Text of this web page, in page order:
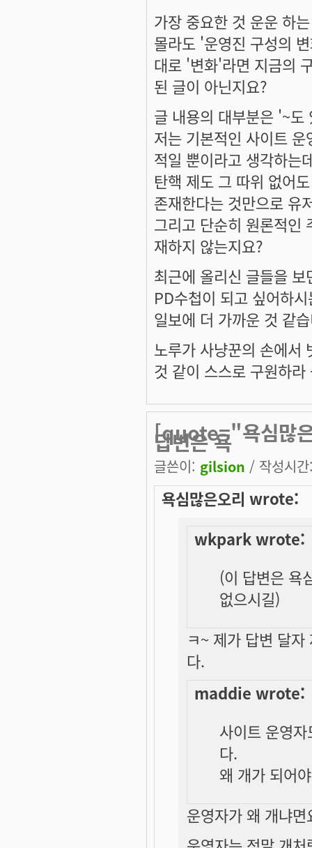
가장 중요한 것 운운 하
몰라도 '운영진 구성의
대로 '변화'라면 지금의
된 글이 아닌지요?
글 내용의 대부분은 '~도
저는 기본적인 사이트
적일 뿐이라고 생각하는
탄핵 제도 그 따위 없어
존재한다는 것만으로 유
그리고 단순히 원론적인
재하지 않는지요?
최근에 올리신 글들을
PD수첩이 되고 싶어하
일보에 더 가까운 것 같
노루가 사냥꾼의 손에서
것 같이 스스로 구원하
[quote="욕심
답변은 욕
글쓴이: gilsion / 작성시
욕심많은오리 wrote:
wkpark wrote:
(이 답변은 욕
없으시길)
ㅋ~ 제가 답변 달
다.
maddie wrote:
사이트 운영
다.
왜 개가 되어
운영자가 왜 개냐면